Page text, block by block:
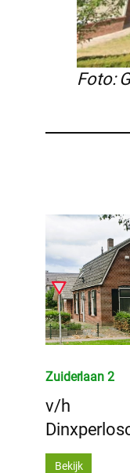
Foto:
Zuiderlaan 2
v/h
Bekijk